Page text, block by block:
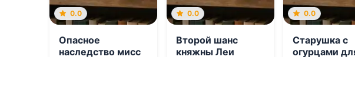
0.0
Опасное
наследство мисс
0.0
Второй шанс
княжны Леи
0.0
Старушка с
огурцами